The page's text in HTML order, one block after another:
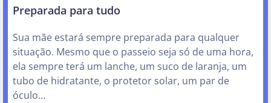
Preparada para tudo
Sua mãe estará sempre preparada para qualquer
situação. Mesmo que o passeio seja só de uma hora,
ela sempre terá um lanche, um suco de laranja, um
tubo de hidratante, o protetor solar, um par de
óculo…